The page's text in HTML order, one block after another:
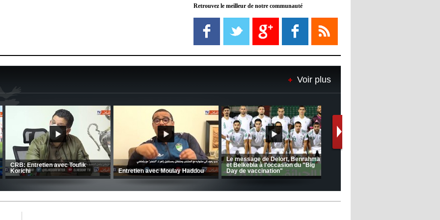
08:21 - 2022/11/08
Liverpool mis en vente par son
propriétaire
Le Barça savoure sa première
place et chambre le Real Madrid
de matchs"
12:39 - 2022/11/06
Real : Les dirigeants veulent le
départ d'Hazard cet hiver
Retrouvez le meilleur de notre communauté
Voir plus
(Coupe de la CAF) Nkana FC 1 -
CRB 0
CSC: La préparation des hommes
d’Amrani se poursuit en Tunisie
MCA: Kaci-Saïd évoque le large
succès du Mouloudia face au FC
MFM